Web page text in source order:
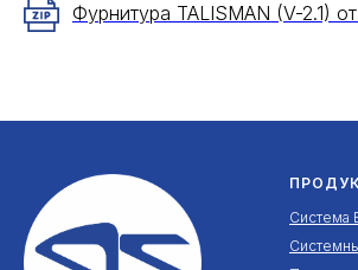
Фурнитура TALISMAN (V-2.1)
Система